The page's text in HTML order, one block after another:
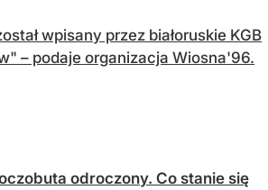
wpisany przez białoruskie KGB
– podaje organizacja Wiosna'96.
odroczony. Co stanie się